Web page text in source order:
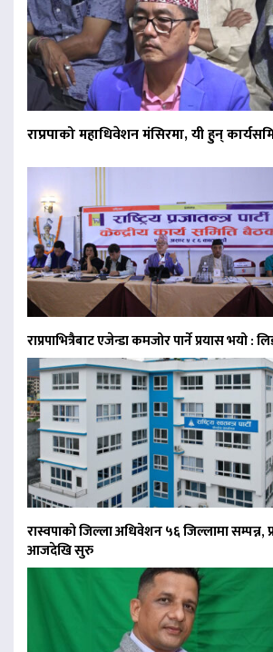
राप्रपाको महाधिवेशन मंसिरमा, यी हुन्
राप्रपाभित्रैबाट एजेन्डा कमजोर पार्ने प्रयास भयो :
रास्वपाको जिल्ला अधिवेशन ५६ जिल्लामा
आजदेखि सुरु